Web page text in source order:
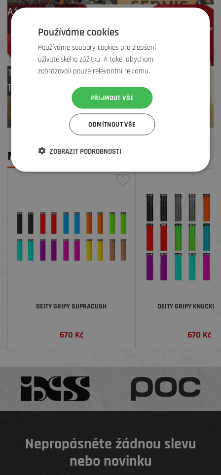
Až 4 % cashback
na další nákup
Test centrum
TREK zdarma
MOHLO BY SE VÁM LÍBIT
DEITY GRIPY SUPRACUSH
670 Kč
DEITY GRIPY
670 Kč
Nepropásněte žádnou slevu
nebo novinku
Používáme cookies
Používáme soubory cookies pro zlepšení
uživatelského zážitku. A také, abychom
zobrazovali pouze relevantní reklamu.
PŘIJMOUT VŠE
ODMÍTNOUT VŠE
ZOBRAZIT PODROBNOSTI